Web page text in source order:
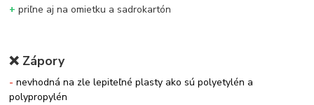
+priľne aj na omietku a sadrokartón
❌ Zápory
-nevhodná na zle lepiteľné plasty ako sú polyetylén a
polypropylén